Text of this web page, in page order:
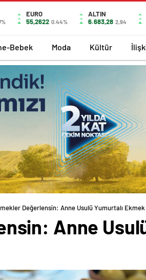
EURO
55,2622 0.44%
ALTIN
6.683,28 2,94
Bebek Moda Kültür
Değerlensin: Anne Usulü Yumurtalı
Anne